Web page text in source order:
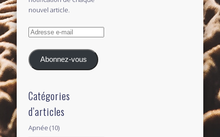
nouvel article.
Adresse
mail
Abonnez-vous
Catégories
d’articles
Apnée (10)